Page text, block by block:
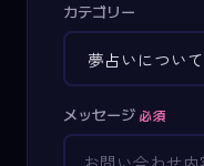
カテゴリー
メッセージ 必須